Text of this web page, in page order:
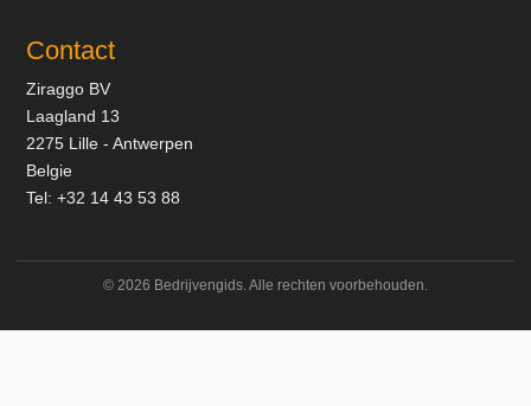
Contact
Ziraggo BV
Laagland 13
2275 Lille - Antwerpen
Belgie
Tel: +32 14 43 53 88
© 2026 Bedrijvengids. Alle rechten voorbehouden.